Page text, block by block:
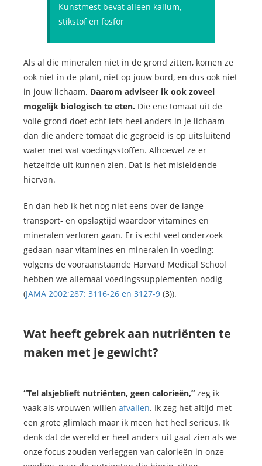
Kunstmest bevat alleen kalium,
stikstof en fosfor
Als al die mineralen niet in de grond zitten, komen ze
ook niet in de plant, niet op jouw bord, en dus ook niet
in jouw lichaam. Daarom adviseer ik ook zoveel
mogelijk biologisch te eten. Die ene tomaat uit de
volle grond doet echt iets heel anders in je lichaam
dan die andere tomaat die gegroeid is op uitsluitend
water met wat voedingsstoffen. Alhoewel ze er
hetzelfde uit kunnen zien. Dat is het misleidende
hiervan.
En dan heb ik het nog niet eens over de lange
transport- en opslagtijd waardoor vitamines en
mineralen verloren gaan. Er is echt veel onderzoek
gedaan naar vitamines en mineralen in voeding;
volgens de vooraanstaande Harvard Medical School
hebben we allemaal voedingssupplementen nodig
(JAMA 2002;287: 3116-26 en 3127-9 (3)).
Wat heeft gebrek aan nutriënten te
maken met je gewicht?
“Tel alsjeblieft nutriënten, geen calorieën,” zeg ik
vaak als vrouwen willen afvallen. Ik zeg het altijd met
een grote glimlach maar ik meen het heel serieus. Ik
denk dat de wereld er heel anders uit gaat zien als we
onze focus zouden verleggen van calorieën in onze